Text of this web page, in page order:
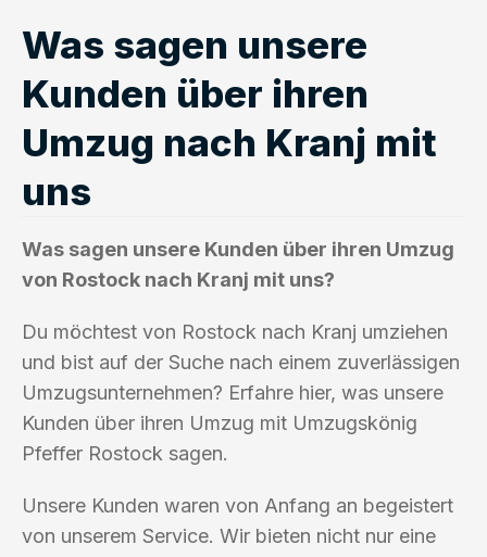
Was sagen unsere
Kunden über ihren
Umzug nach Kranj mit
uns
Was sagen unsere Kunden über ihren Umzug
von Rostock nach Kranj mit uns?
Du möchtest von Rostock nach Kranj umziehen
und bist auf der Suche nach einem zuverlässigen
Umzugsunternehmen? Erfahre hier, was unsere
Kunden über ihren Umzug mit Umzugskönig
Pfeffer Rostock sagen.
Unsere Kunden waren von Anfang an begeistert
von unserem Service. Wir bieten nicht nur eine